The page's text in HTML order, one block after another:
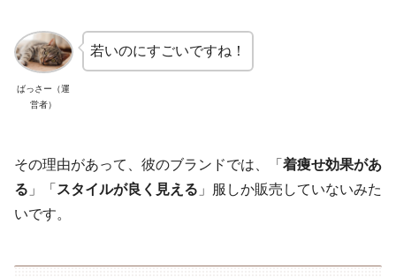
ばっさー（運
営者）
若いのにすごいですね！
その理由があって、彼のブランドでは、「 着痩せ効果があ
る 」「 スタイルが良く見える 」服しか販売していないみた
いです。